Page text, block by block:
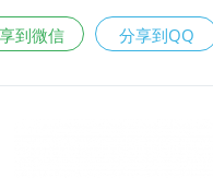
到微信 分享到QQ